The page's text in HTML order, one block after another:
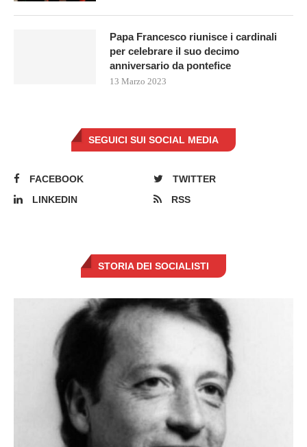
Papa Francesco riunisce i cardinali
per celebrare il suo decimo
anniversario da pontefice
13 Marzo 2023
SEGUICI SUI SOCIAL MEDIA
FACEBOOK
TWITTER
LINKEDIN
RSS
STORIA DEI SOCIALISTI